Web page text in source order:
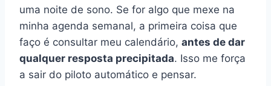
uma noite de sono. Se for algo que mexe na
minha agenda semanal, a primeira coisa que
faço é consultar meu calendário, antes de dar
qualquer resposta precipitada. Isso me força
a sair do piloto automático e pensar.